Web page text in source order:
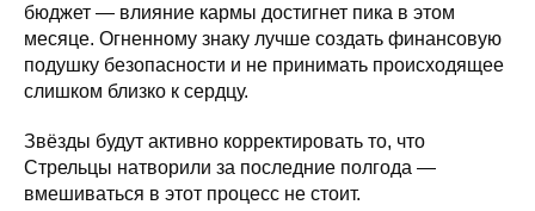
бюджет — влияние кармы достигнет пика в этом
месяце. Огненному знаку лучше создать финансовую
подушку безопасности и не принимать происходящее
слишком близко к сердцу.
Звёзды будут активно корректировать то, что
Стрельцы натворили за последние полгода —
вмешиваться в этот процесс не стоит.